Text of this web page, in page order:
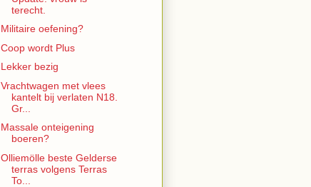
terecht.
Militaire oefening?
Coop wordt Plus
Lekker bezig
Vrachtwagen met vlees
kantelt bij verlaten N18.
Gr...
Massale onteigening
boeren?
Olliemölle beste Gelderse
terras volgens Terras
To...